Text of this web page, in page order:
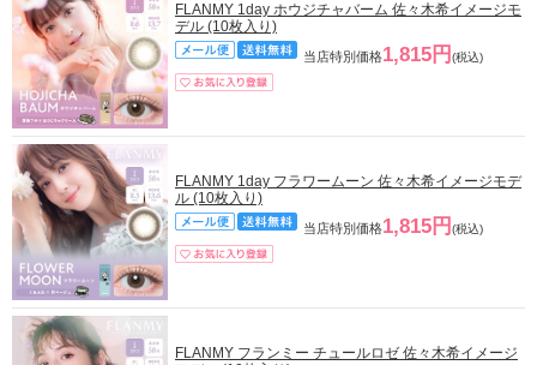
FLANMY 1day ホウジチャバーム 佐々木希イメージモ
デル (10枚入り)
当店特別価格1,815円 (税込)
FLANMY 1day フラワームーン 佐々木希イメージモデ
ル (10枚入り)
当店特別価格1,815円 (税込)
FLANMY フランミー チュールロゼ 佐々木希イメージ